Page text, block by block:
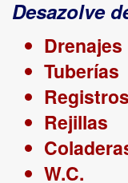
Desazolve
Drenajes
Tuberías
Registros
Rejillas
W.C.